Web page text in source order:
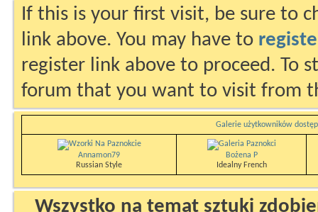
If this is your first visit, be sure to
link above. You may have to
register link above to proceed. To
forum that you want to visit from
Galerie użytkowników
Annamon79
Russian Style
Bożena P
Idealny French
Wszystko na temat sztuki